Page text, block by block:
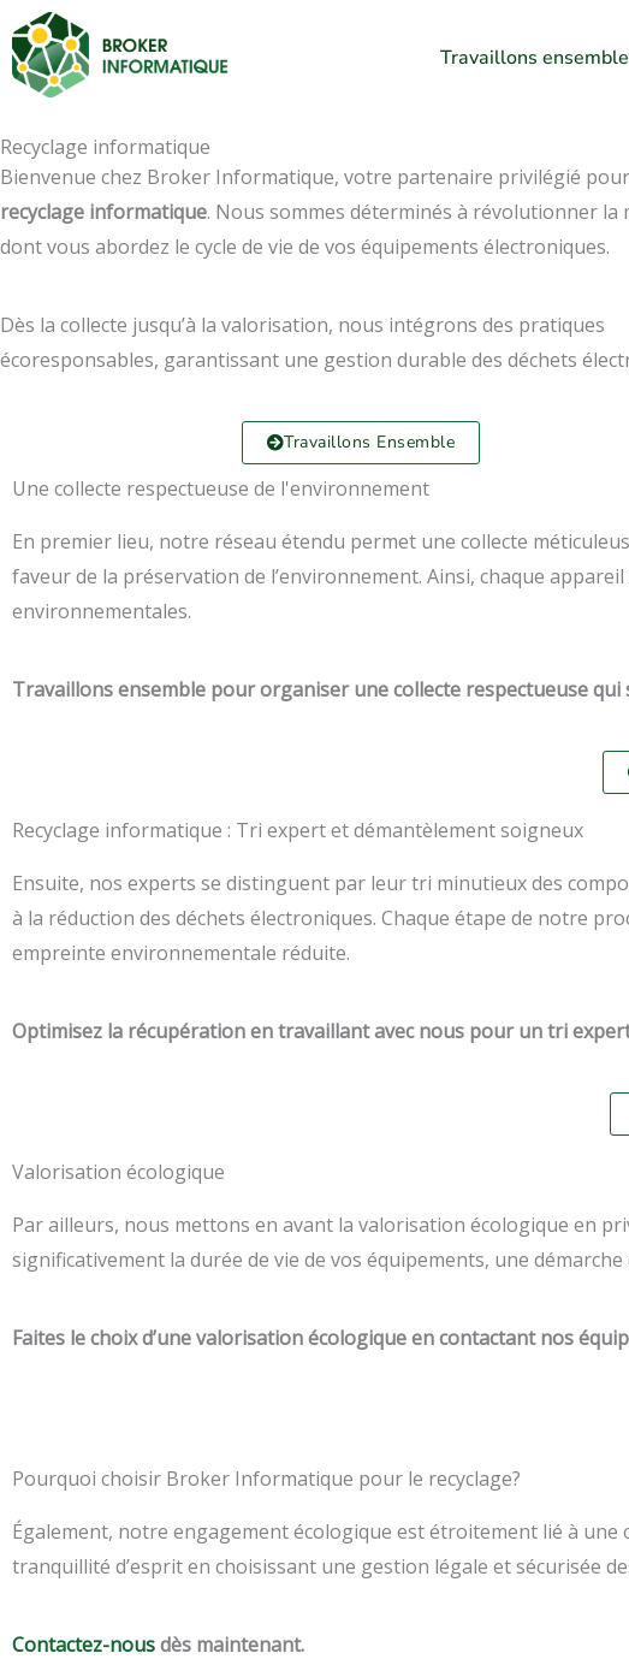
Aller
au
contenu
Travaillons ensemble
Recyclage informatique
Bienvenue chez Broker Informatique, votre partenaire privilégié
recyclage informatique. Nous sommes déterminés à révolutionner la
dont vous abordez le cycle de vie de vos équipements électroniques.
Dès la collecte jusqu’à la valorisation, nous intégrons des pratiques
écoresponsables, garantissant une gestion durable des déchets
Travaillons Ensemble
Une collecte respectueuse de l'environnement
En premier lieu, notre réseau étendu permet une collecte
faveur de la préservation de l’environnement. Ainsi, chaque
environnementales.
Travaillons ensemble pour organiser une collecte respectueuse
Recyclage informatique : Tri expert et démantèlement soigneux
Ensuite, nos experts se distinguent par leur tri minutieux des
à la réduction des déchets électroniques. Chaque étape de notre
empreinte environnementale réduite.
Optimisez la récupération en travaillant avec nous pour un tri
Valorisation écologique
Par ailleurs, nous mettons en avant la valorisation écologique en
significativement la durée de vie de vos équipements, une
Faites le choix d’une valorisation écologique en contactant nos
Pourquoi choisir Broker Informatique pour le recyclage?
Également, notre engagement écologique est étroitement lié à
tranquillité d’esprit en choisissant une gestion légale et sécurisée
Contactez-nousdès maintenant.